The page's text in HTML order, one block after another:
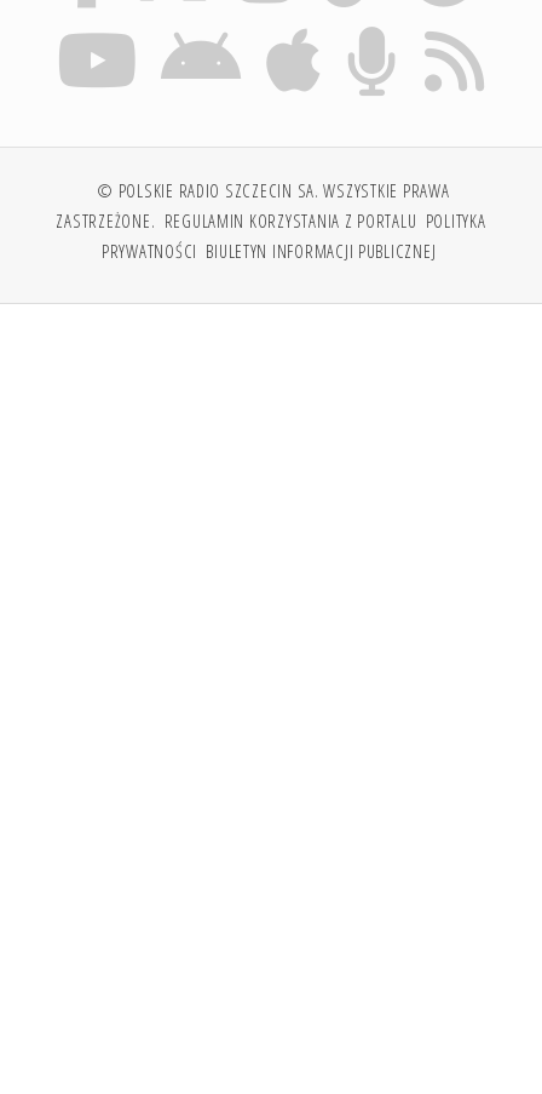
© POLSKIE RADIO SZCZECIN SA. WSZYSTKIE PRAWA
ZASTRZEŻONE. REGULAMIN KORZYSTANIA Z PORTALU POLITYKA
PRYWATNOŚCI BIULETYN INFORMACJI PUBLICZNEJ